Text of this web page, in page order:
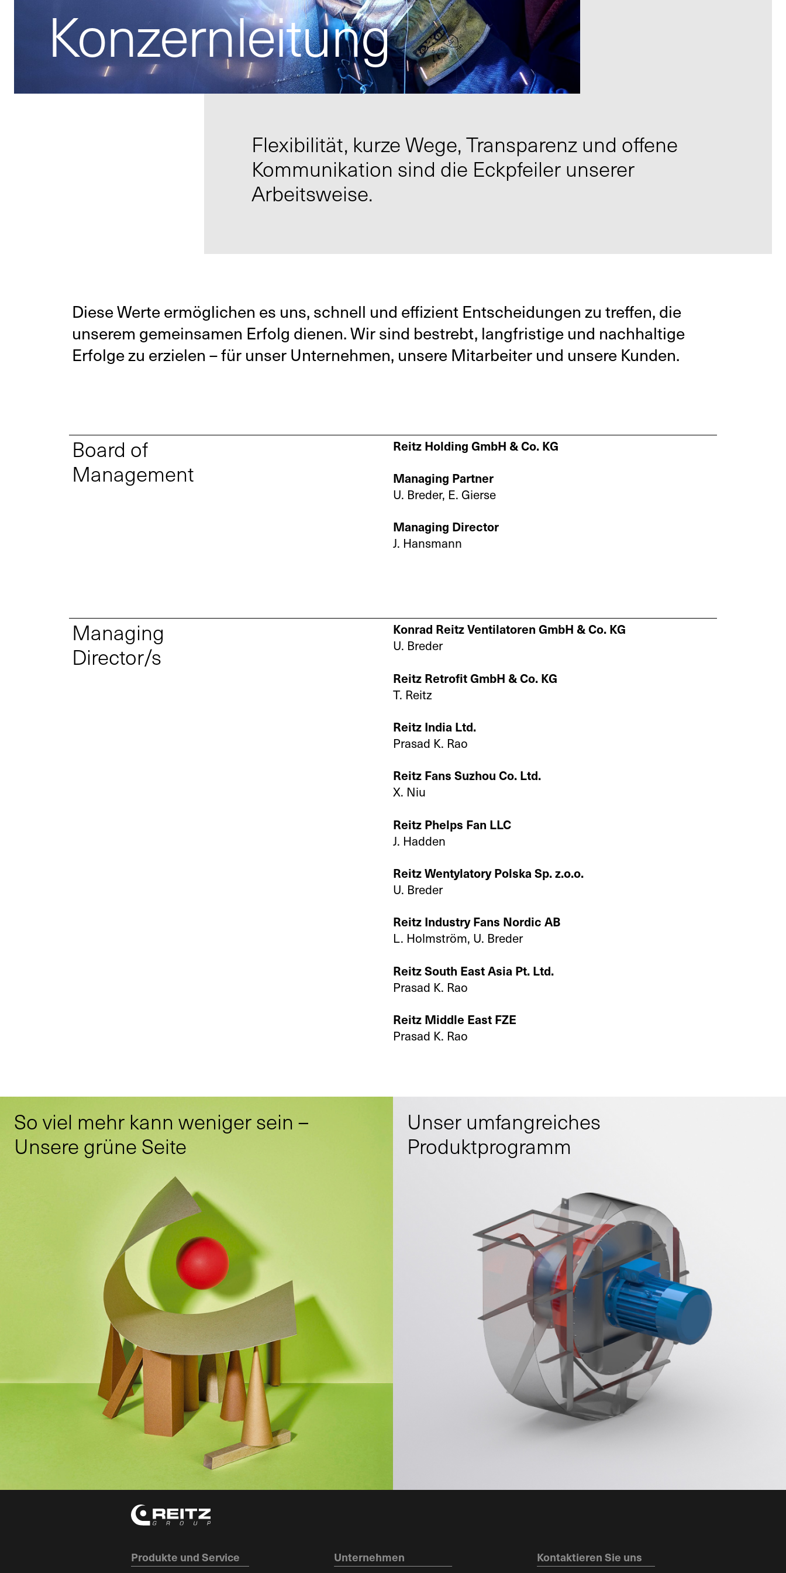
Konzernleitung
Flexibilität, kurze Wege, Transparenz und offene
Kommunikation sind die Eckpfeiler unserer
Arbeitsweise.
Diese Werte ermöglichen es uns, schnell und effizient Entscheidungen zu treffen, die
unserem gemeinsamen Erfolg dienen. Wir sind bestrebt, langfristige und nachhaltige
Erfolge zu erzielen – für unser Unternehmen, unsere Mitarbeiter und unsere Kunden.
Board of
Management
Reitz Holding GmbH & Co. KG
Managing Partner
U. Breder, E. Gierse
Managing Director
J. Hansmann
Managing
Director/s
Konrad Reitz Ventilatoren GmbH & Co. KG
U. Breder
Reitz Retrofit GmbH & Co. KG
T. Reitz
Reitz India Ltd.
Prasad K. Rao
Reitz Fans Suzhou Co. Ltd.
X. Niu
Reitz Phelps Fan LLC
J. Hadden
Reitz Wentylatory Polska Sp. z.o.o.
U. Breder
Reitz Industry Fans Nordic AB
L. Holmström, U. Breder
Reitz South East Asia Pt. Ltd.
Prasad K. Rao
Reitz Middle East FZE
Prasad K. Rao
So viel mehr kann weniger sein –
Unsere grüne Seite
Unser umfangreiches
Produktprogramm
Service Ersatzteile
Produkte und Service Unternehmen Kontaktieren Sie uns